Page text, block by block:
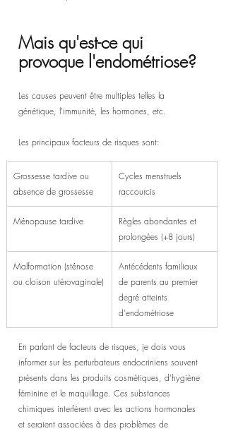
Mais qu'est-ce qui
provoque l'endométriose?
Les causes peuvent être multiples telles la
génétique, l'immunité, les hormones, etc.
Les principaux facteurs de risques sont:
Grossesse tardive ou
absence de grossesse
Cycles menstruels
raccourcis
Ménopause tardive
Règles abondantes et
prolongées (+8 jours)
Malformation (sténose
ou cloison utérovaginale)
Antécédents familiaux
de parents au premier
degré atteints
d'endométriose
En parlant de facteurs de risques, je dois vous
informer sur les perturbateurs endocriniens souvent
présents dans les produits cosmétiques, d'hygiène
féminine et le maquillage. Ces substances
chimiques interfèrent avec les actions hormonales
et seraient associées à des problèmes de